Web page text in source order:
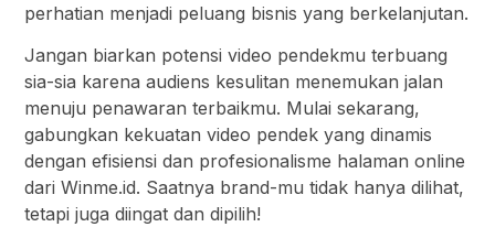
perhatian menjadi peluang bisnis yang berkelanjutan.
Jangan biarkan potensi video pendekmu terbuang
sia-sia karena audiens kesulitan menemukan jalan
menuju penawaran terbaikmu. Mulai sekarang,
gabungkan kekuatan video pendek yang dinamis
dengan efisiensi dan profesionalisme halaman online
dari Winme.id. Saatnya brand-mu tidak hanya dilihat,
tetapi juga diingat dan dipilih!